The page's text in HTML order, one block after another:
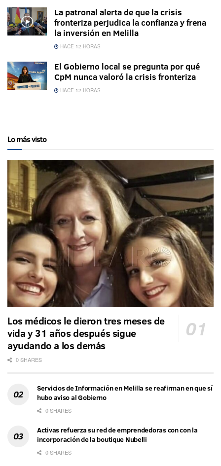
La patronal alerta de que la crisis
fronteriza perjudica la confianza y frena
la inversión en Melilla
HACE 12 HORAS
El Gobierno local se pregunta por qué
CpM nunca valoró la crisis fronteriza
HACE 12 HORAS
Lo más visto
Los médicos le dieron tres meses de
vida y 31 años después sigue
ayudando a los demás
0 SHARES
Servicios de Información en Melilla se reafirman en que sí
hubo aviso al Gobierno
0 SHARES
Activas refuerza su red de emprendedoras con con la
incorporación de la boutique Nubelli
0 SHARES